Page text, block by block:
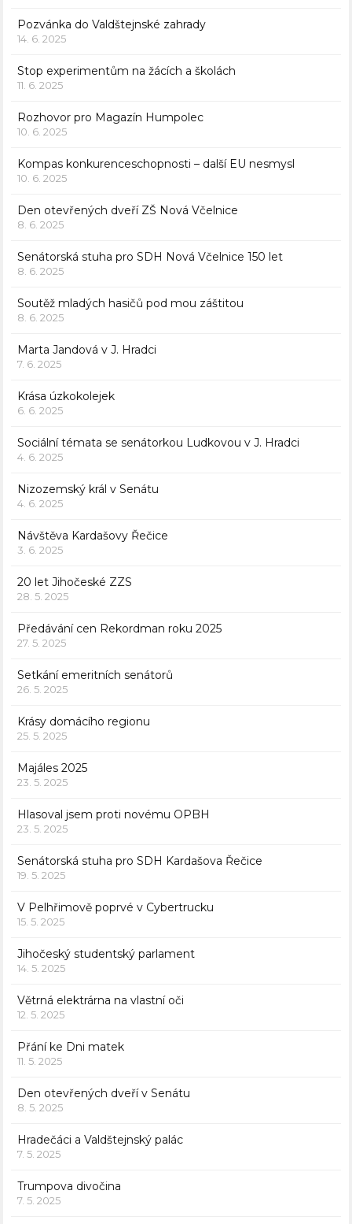
Pozvánka do Valdštejnské zahrady
14. 6. 2025
Stop experimentům na žácích a školách
11. 6. 2025
Rozhovor pro Magazín Humpolec
10. 6. 2025
Kompas konkurenceschopnosti – další EU nesmysl
10. 6. 2025
Den otevřených dveří ZŠ Nová Včelnice
8. 6. 2025
Senátorská stuha pro SDH Nová Včelnice 150 let
8. 6. 2025
Soutěž mladých hasičů pod mou záštitou
8. 6. 2025
Marta Jandová v J. Hradci
7. 6. 2025
Krása úzkokolejek
6. 6. 2025
Sociální témata se senátorkou Ludkovou v J. Hradci
4. 6. 2025
Nizozemský král v Senátu
4. 6. 2025
Návštěva Kardašovy Řečice
3. 6. 2025
20 let Jihočeské ZZS
28. 5. 2025
Předávání cen Rekordman roku 2025
27. 5. 2025
Setkání emeritních senátorů
26. 5. 2025
Krásy domácího regionu
25. 5. 2025
Majáles 2025
23. 5. 2025
Hlasoval jsem proti novému OPBH
23. 5. 2025
Senátorská stuha pro SDH Kardašova Řečice
19. 5. 2025
V Pelhřimově poprvé v Cybertrucku
15. 5. 2025
Jihočeský studentský parlament
14. 5. 2025
Větrná elektrárna na vlastní oči
12. 5. 2025
Přání ke Dni matek
11. 5. 2025
Den otevřených dveří v Senátu
8. 5. 2025
Hradečáci a Valdštejnský palác
7. 5. 2025
Trumpova divočina
7. 5. 2025